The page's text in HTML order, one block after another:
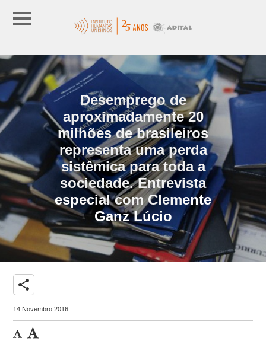
Desemprego de
aproximadamente 20
milhões de brasileiros
representa uma perda
sistêmica para toda a
sociedade. Entrevista
especial com Clemente
Ganz Lúcio
share
14 Novembro 2016